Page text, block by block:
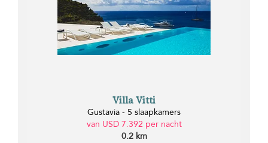
Villa Vitti
Gustavia - 5 slaapkamers
van USD 7.392 per nacht
0.2 km